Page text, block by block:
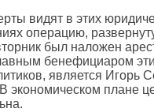
видят в этих
операцию,
был наложен
бенефициаром
является Игорь
экономическом плане